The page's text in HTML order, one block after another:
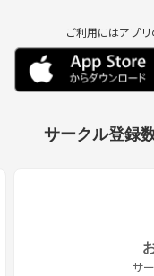
ご利用にはアプ
サークル登録
サ